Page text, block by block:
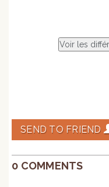
SEND TO FRIEND
0 COMMENTS